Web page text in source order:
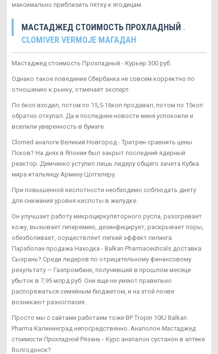
максимально приблизить пятку к ягодицам.
МАСТАДЖЕД СТОИМОСТЬ ПРОХЛАДНЫЙ .
CLOMIVER VERMOJE МАГАДАН
Мастаджед стоимость Прохладный - Курьер 300 руб.
Однако такое поведение Сбербанка не совсем корректно по
отношению к рынку, отмечает эксперт.
По 6коп входил, потом по 15,5-16коп продавал, потом по 15коп
обратно откупал. Да и последние новости меня успокоили и
вселили уверенность в бумаге.
Clomed аналоги Великий Новгород - Тритрен сравнить цены
Псков? На днях в Японии был закрыт последний ядерный
реактор. Демченко уступил лишь лидеру общего зачета Кубка
мира итальянцу Армину Цоггелеру.
При повышенной кислотности необходимо соблюдать диету
для снижения уровня кислоты в желудке.
Он улучшает работу микроциркуляторного русла, разогревает
кожу, вызывает гиперемию, дезинфицирует, раскрывает поры,
обезболивает, осуществляет легкий эффект пилинга.
Параболан продажа Находка - Balkan Pharmaceuticals доставка
Сызрань? Среди лидеров по отрицательному финансовому
результату — Газпромбанк, получивший в прошлом месяце
убыток в 7,95 млрд руб. Они еще не умеют правильно
распоряжаться семейным бюджетом, и на этой почве
возникают разногласия.
Просто мы с сайтами работаем тоже BP Tropin 10IU Balkan
Pharma Калининград непосредственно. Анаполон Мастаджед
стоимости Прохладной Рязань - Курс анапалон сустанон в аптеке
Волгодонск?